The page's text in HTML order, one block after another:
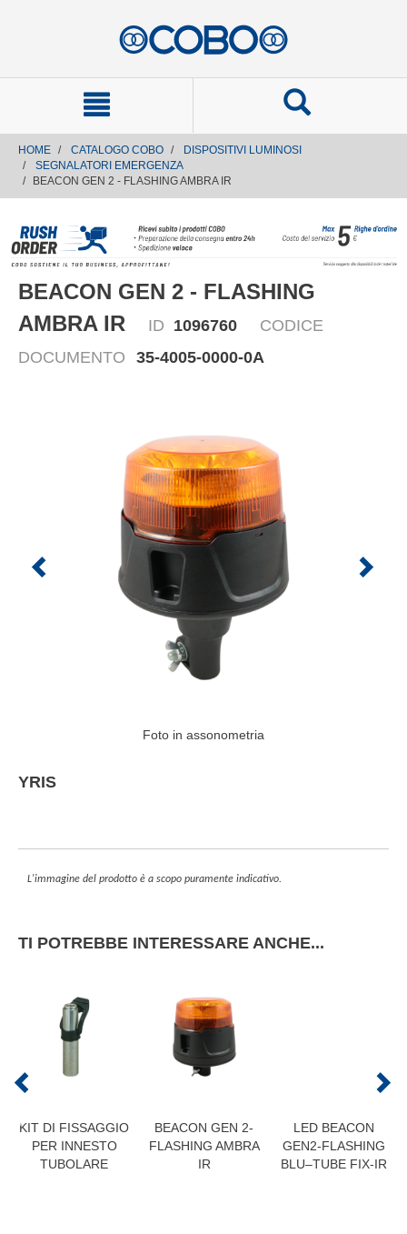
HOME CATALOGO COBO
DISPOSITIVI LUMINOSI
SEGNALATORI EMERGENZA
BEACON GEN 2 - FLASHING AMBRA IR
BEACON GEN 2 - FLASHING
AMBRA IR
ID 1096760
CODICE
DOCUMENTO
35-4005-0000-0A
Foto in assonometria
YRIS
L'immagine del prodotto è a scopo puramente indicativo.
TI POTREBBE INTERESSARE ANCHE...
KIT DI FISSAGGIO
PER INNESTO
TUBOLARE
BEACON GEN 2-
FLASHING AMBRA
IR
LED BEACON
GEN2-FLASHING
BLU–TUBE FIX-IR